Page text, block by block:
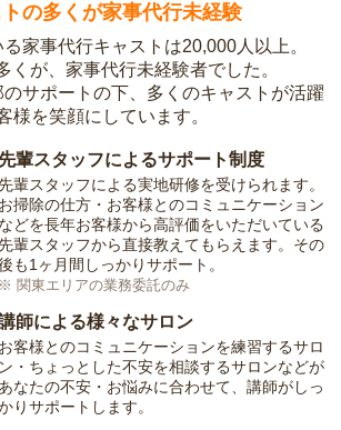
の多くが家事代行未経験
家事代行キャストは20,000人以上。
くが、家事代行未経験者でした。
サポートの下、多くのキャストが活躍
様を笑顔にしています。
先輩スタッフによるサポート制度
輩スタッフによる実地研修を受けられます。
お掃除の仕方・お客様とのコミュニケーション
などを長年お客様から高評価をいただいている
輩スタッフから直接教えてもらえます。その
も1ヶ月間しっかりサポート。
※ 関東エリアの業務委託のみ
師による様々なサロン
お客様とのコミュニケーションを練習するサロ
ン・ちょっとした不安を相談するサロンなどが
あなたの不安・お悩みに合わせて、講師がしっ
りサポートします。